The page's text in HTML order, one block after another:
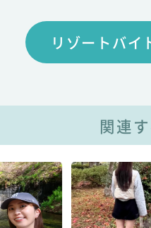
リゾートバイ
関連